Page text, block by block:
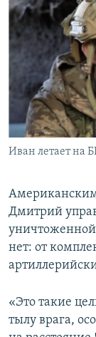
Иван летает на
Дмитрий
уничтоженной
нет: от
«Это такие
тылу врага,